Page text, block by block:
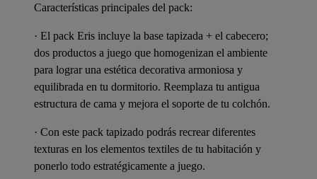
Características principales del pack:
· El pack Eris incluye la base tapizada + el cabecero;
dos productos a juego que homogenizan el ambiente
para lograr una estética decorativa armoniosa y
equilibrada en tu dormitorio. Reemplaza tu antigua
estructura de cama y mejora el soporte de tu colchón.
· Con este pack tapizado podrás recrear diferentes
texturas en los elementos textiles de tu habitación y
ponerlo todo estratégicamente a juego.